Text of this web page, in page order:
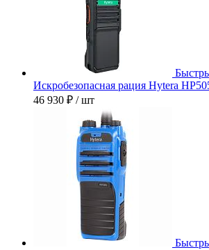
Искробезопасная рация Hytera
46 930 ₽ / шт